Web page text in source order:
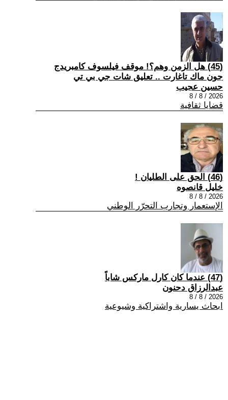
(45) هل الزمن وهم؟! موقف فيلسوف كامبريدج
جون ماك تاغارت .. تعليق شات جي بي تي
حسين عجيب
2026 / 8 / 8
قضايا ثقافية
(46) الحق على الطليان !
خليل قانصوه
2026 / 8 / 8
الإستعمار وتجارب التحرّر الوطني
(47) عندما كان كارل ماركس شاباً
عبدالرزاق دحنون
2026 / 8 / 8
ابحاث يسارية واشتراكية وشيوعية